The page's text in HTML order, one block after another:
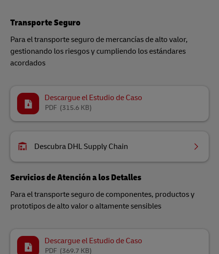
Transporte Seguro
Para el transporte seguro de mercancías de alto valor,
gestionando los riesgos y cumpliendo los estándares
acordados
Descargue el Estudio de Caso
(315.6 KB)
PDF
Descubra DHL Supply Chain
Servicios de Atención a los Detalles
Para el transporte seguro de componentes, productos y
prototipos de alto valor o altamente sensibles
Descargue el Estudio de Caso
(369.7 KB)
PDF